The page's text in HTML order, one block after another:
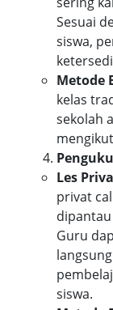
Sesuai
siswa,
Metode
kelas
sekolah
Les
privat
Guru
siswa.